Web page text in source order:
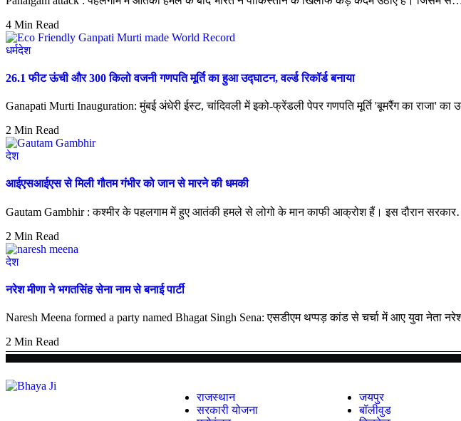
4 Min Read
धर्मदेश
26.1 फीट ऊंची और 300 किलो वजनी गणपति मूर्ति का हुआ उद्घाटन, वर्ल्ड रिकॉर्ड बनाया
Ganapati Murti Inauguration: मुंबई अंधेरी ईस्ट, चांदिवली में इको-फ्रेंडली पेपर गणपति मूर्ति 'बूमरैंग का राजा'
2 Min Read
देश
आईएसआईएस से मिली गौतम गंभीर को जान से मारने की धमकी
Gautam Gambhir : कश्मीर के पहलगाम में हुए आतंकी हमले से लोगो के मान काफी आक्रोश हैं। इस दौरान
2 Min Read
देश
नरेश मीणा ने भगतसिंह सेना नाम से बनाई पार्टी
Naresh Meena formed a party named Bhagat Singh Sena: एसडीएम थप्पड़ कांड से चर्चा में आए युवा नेता
2 Min Read
राजस्थान
सरकारी योजना
जयपुर
बॉलीवुड